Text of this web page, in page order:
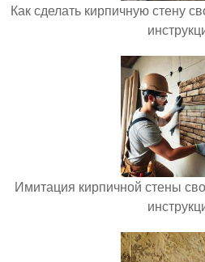
Как сделать кирпичную стену
Имитация кирпичной стены